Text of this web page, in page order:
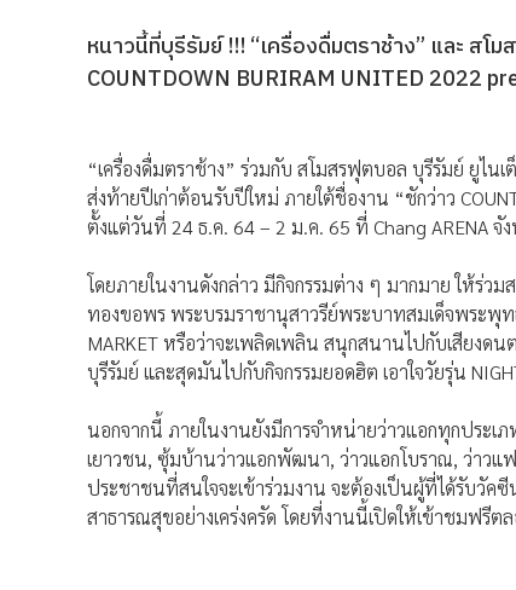
หนาวนี้ที่บุรีรัมย์ !!! “เครื่องดื่มตราช้าง” และ สโ
COUNTDOWN BURIRAM UNITED 2022
“เครื่องดื่มตราช้าง” ร่วมกับ สโมสรฟุตบอล บุรีรัมย์ ยูไ
ส่งท้ายปีเก่าต้อนรับปีใหม่ ภายใต้ชื่องาน “ชักว่าว
ตั้งแต่วันที่ 24 ธ.ค. 64 – 2 ม.ค. 65 ที่ Chang ARENA จั
โดยภายในงานดังกล่าว มีกิจกรรมต่าง ๆ มากมาย ให้ร่ว
ทองขอพร พระบรมราชานุสาวรีย์พระบาทสมเด็จพระพุ
MARKET หรือว่าจะเพลิดเพลิน สนุกสนานไปกับเสียงดนต
บุรีรัมย์ และสุดมันไปกับกิจกรรมยอดฮิต เอาใจวัยรุ่น
นอกจากนี้ ภายในงานยังมีการจำหน่ายว่าวแอกทุกประเ
เยาวชน, ซุ้มบ้านว่าวแอกพัฒนา, ว่าวแอกโบราณ, ว่าวแ
ประชาชนที่สนใจจะเข้าร่วมงาน จะต้องเป็นผู้ที่ได้รับวัค
สาธารณสุขอย่างเคร่งครัด โดยที่งานนี้เปิดให้เข้าชมฟรีต